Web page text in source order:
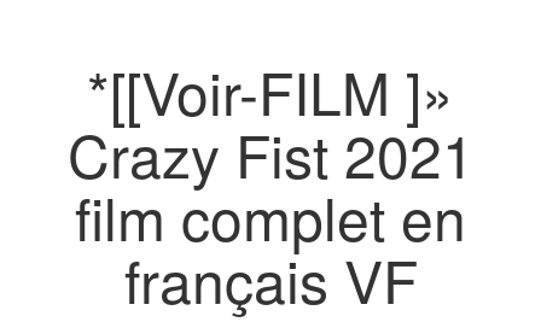
*[[Voir-FILM ]»
Crazy Fist 2021
film complet en
français VF